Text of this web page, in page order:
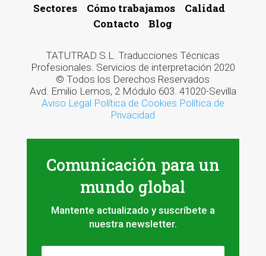
Sectores
Cómo trabajamos
Calidad
Contacto
Blog
TATUTRAD S.L. Traducciones Técnicas
Profesionales. Servicios de interpretación 2020
© Todos los Derechos Reservados
Avd. Emilio Lemos, 2 Módulo 603. 41020-Sevilla
Aviso Legal Política de Cookies Política de
Privacidad
Comunicación para un
mundo global
Mantente actualizado y suscríbete a
nuestra newsletter.